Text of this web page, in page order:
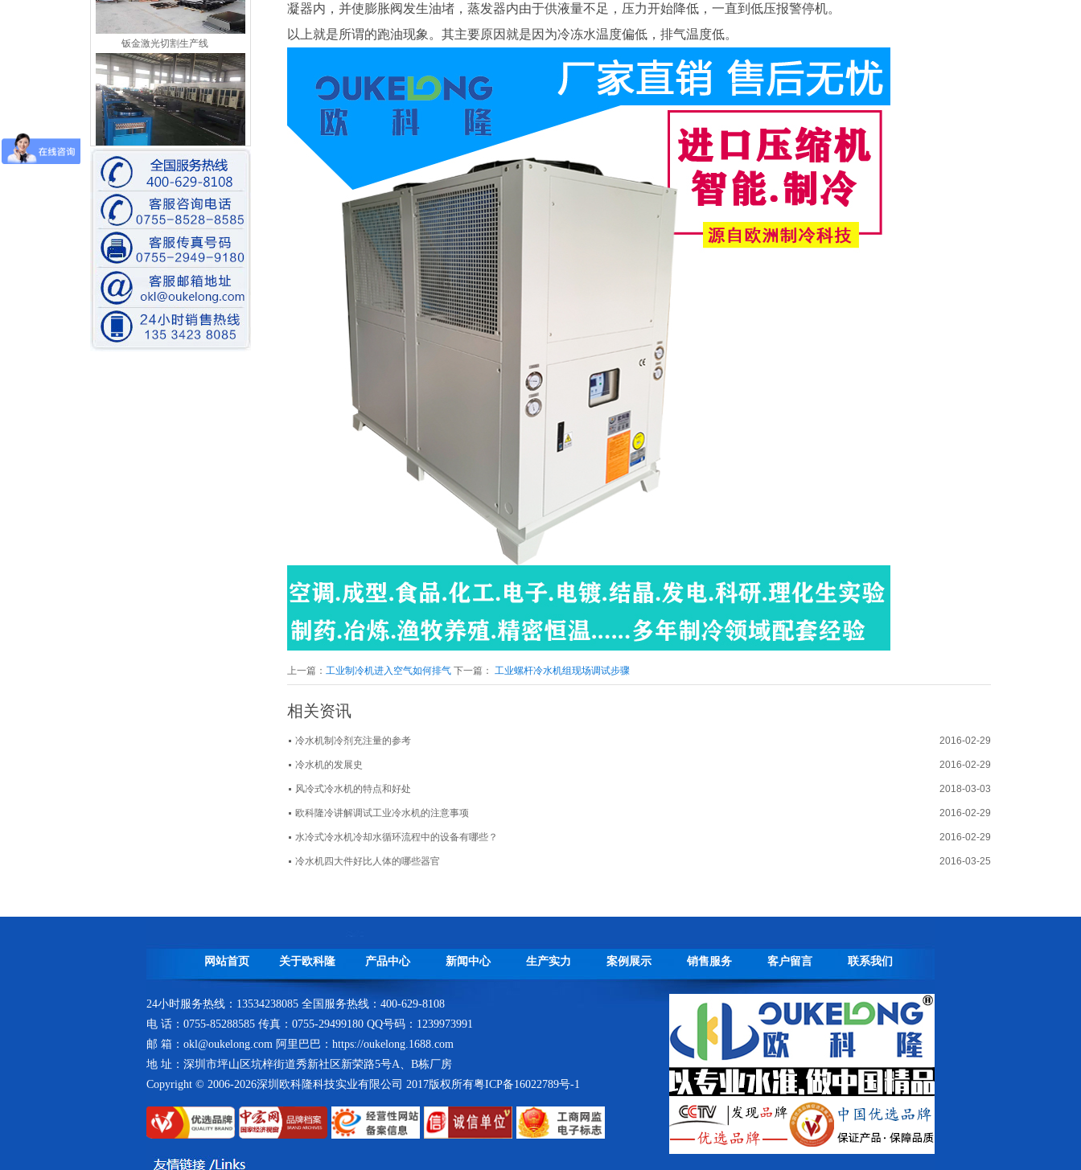
钣金激光切割生产线
组装车间一角
比泽尔水冷螺杆机装配中
风冷式冷水机冷凝器-全自动精密
数冲机床下料
冷凝器生产车间
凝器内，并使膨胀阀发生油堵，蒸发器内由于供液量不足，压力开始降低，一直到低压报警停机。
以上就是所谓的跑油现象。其主要原因就是因为冷冻水温度偏低，排气温度低。
上一篇： 工业制冷机进入空气如何排气 下一篇： 工业螺杆冷水机组现场调试步骤
相关资讯
2016-02-29
冷水机制冷剂充注量的参考
2016-02-29
冷水机的发展史
2018-03-03
风冷式冷水机的特点和好处
2016-02-29
欧科隆冷讲解调试工业冷水机的注意事项
2016-02-29
水冷式冷水机冷却水循环流程中的设备有哪些？
2016-03-25
冷水机四大件好比人体的哪些器官
网站首页 关于欧科隆 产品中心 新闻中心 生产实力 案例展示 销售服务 客户留言 联系我们
24小时服务热线：13534238085 全国服务热线：400-629-8108
电 话：0755-85288585 传真：0755-29499180 QQ号码：1239973991
邮 箱：okl@oukelong.com 阿里巴巴：https://oukelong.1688.com
地 址：深圳市坪山区坑梓街道秀新社区新荣路5号A、B栋厂房
Copyright © 2006-2026深圳欧科隆科技实业有限公司 2017版权所有粤ICP备16022789号-1